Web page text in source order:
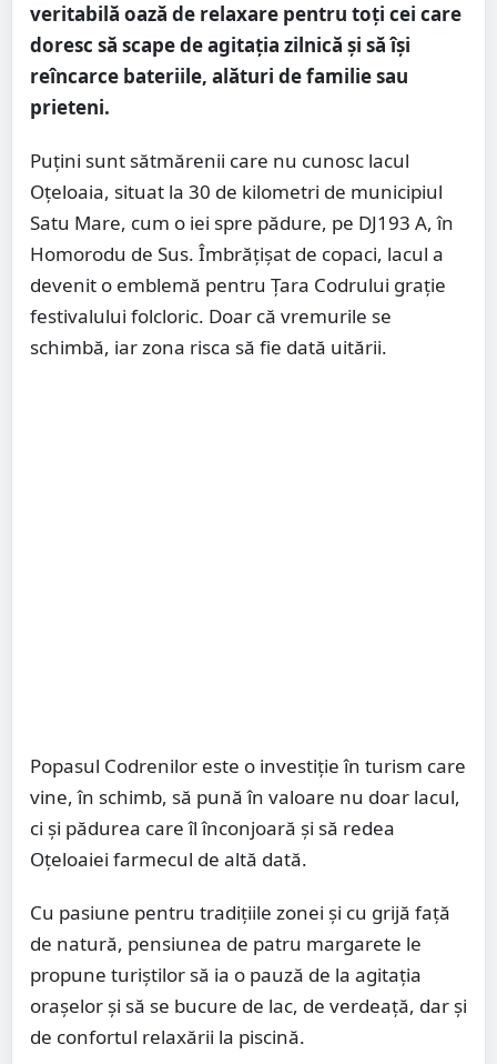
veritabilă oază de relaxare pentru toți cei care
doresc să scape de agitația zilnică și să își
reîncarce bateriile, alături de familie sau
prieteni.
Puțini sunt sătmărenii care nu cunosc lacul
Oțeloaia, situat la 30 de kilometri de municipiul
Satu Mare, cum o iei spre pădure, pe DJ193 A, în
Homorodu de Sus. Îmbrățișat de copaci, lacul a
devenit o emblemă pentru Țara Codrului grație
festivalului folcloric. Doar că vremurile se
schimbă, iar zona risca să fie dată uitării.
Popasul Codrenilor este o investiție în turism care
vine, în schimb, să pună în valoare nu doar lacul,
ci și pădurea care îl înconjoară și să redea
Oțeloaiei farmecul de altă dată.
Cu pasiune pentru tradițiile zonei și cu grijă față
de natură, pensiunea de patru margarete le
propune turiștilor să ia o pauză de la agitația
orașelor și să se bucure de lac, de verdeață, dar și
de confortul relaxării la piscină.